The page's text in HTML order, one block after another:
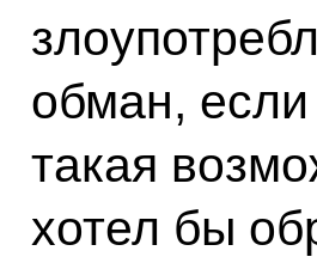
обман,
такая
хотел бы